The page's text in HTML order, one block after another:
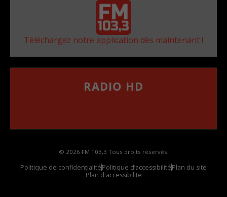
Téléchargez notre application dès maintenant !
RADIO HD
© 2026 FM 103,3 Tous droits réservés.
Politique de confidentialitéPolitique d’accessibilitéPlan du site
Plan d'accessibilite